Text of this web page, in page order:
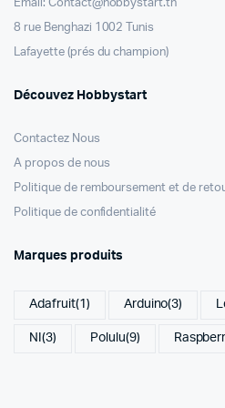
Email: Contact@hobbystart.tn
8 rue Benghazi 1002 Tunis
Lafayette (prés du champion)
Découvez Hobbystart
Contactez Nous
A propos de nous
Politique de remboursement et de
Politique de confidentialité
Marques produits
Adafruit(1) Arduino(3)
NI (3) Polulu(9)